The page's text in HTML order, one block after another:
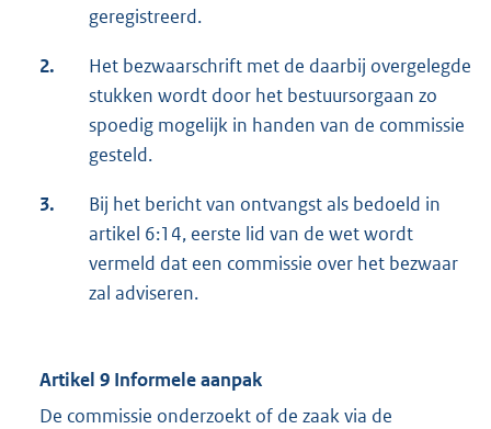
geregistreerd.
2.
Het bezwaarschrift met de daarbij overgelegde
stukken wordt door het bestuursorgaan zo
spoedig mogelijk in handen van de commissie
gesteld.
3.
Bij het bericht van ontvangst als bedoeld in
artikel 6:14, eerste lid van de wet wordt
vermeld dat een commissie over het bezwaar
zal adviseren.
Artikel 9 Informele aanpak
De commissie onderzoekt of de zaak via de